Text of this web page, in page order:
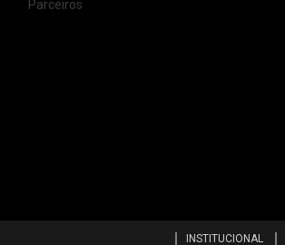
Parceiros
INSTITUCIONAL